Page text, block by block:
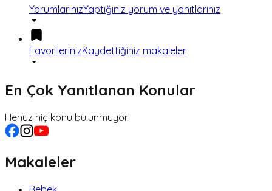
YorumlarınızYaptığınız yorum ve yanıtlarınız
FavorilerinizKaydettiğiniz makaleler
En Çok Yanıtlanan Konular
Henüz hiç konu bulunmuyor.
Makaleler